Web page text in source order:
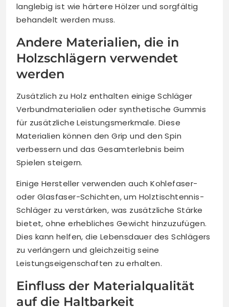
langlebig ist wie härtere Hölzer und sorgfältig
behandelt werden muss.
Andere Materialien, die in
Holzschlägern verwendet
werden
Zusätzlich zu Holz enthalten einige Schläger
Verbundmaterialien oder synthetische Gummis
für zusätzliche Leistungsmerkmale. Diese
Materialien können den Grip und den Spin
verbessern und das Gesamterlebnis beim
Spielen steigern.
Einige Hersteller verwenden auch Kohlefaser-
oder Glasfaser-Schichten, um Holztischtennis-
Schläger zu verstärken, was zusätzliche Stärke
bietet, ohne erhebliches Gewicht hinzuzufügen.
Dies kann helfen, die Lebensdauer des Schlägers
zu verlängern und gleichzeitig seine
Leistungseigenschaften zu erhalten.
Einfluss der Materialqualität
auf die Haltbarkeit